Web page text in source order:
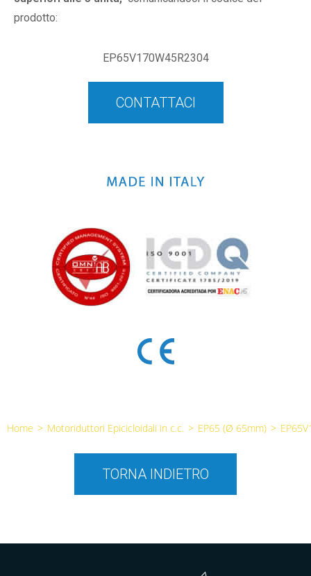
prodotto:
EP65V170W45R2304
CONTATTACI
Home > Motoriduttori Epicicloidali in c.c. > EP65 (Ø 65mm) >
TORNA INDIETRO